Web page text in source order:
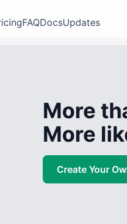
FAQDocsUpdates
More
More
Create Your